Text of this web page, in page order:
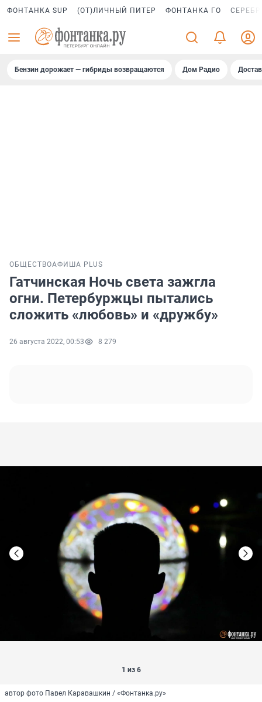
ФОНТАНКА SUP (ОТ)ЛИЧНЫЙ ПИТЕР ФОНТАНКА ГО
Бензин дорожает — гибриды возвращаются Дом Радио
ОБЩЕСТВОАФИША PLUS
Гатчинская Ночь света зажгла
огни. Петербуржцы пытались
сложить «любовь» и «дружбу»
26 августа 2022, 00:53 8 279
1 из 6
автор фото Павел Каравашкин / «Фонтанка.ру»